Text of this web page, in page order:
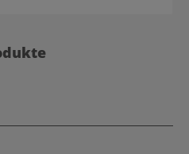
Haar anwenden. 3-10
Für ein optimales